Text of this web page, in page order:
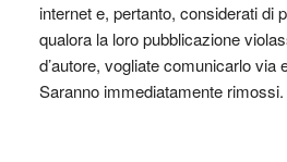
internet e, pertanto, considerati di
qualora la loro pubblicazione
d’autore, vogliate comunicarlo via
Saranno immediatamente rimossi.